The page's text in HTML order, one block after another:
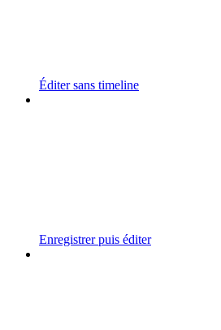
Éditer sans timeline
Enregistrer puis éditer